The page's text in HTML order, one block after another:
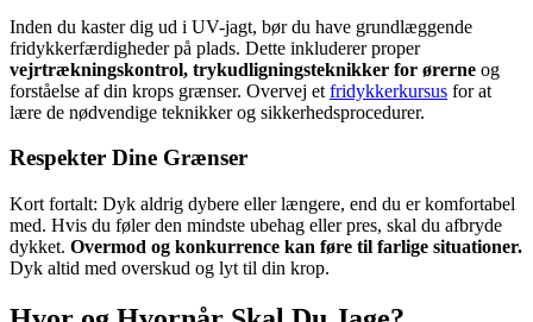
Inden du kaster dig ud i UV-jagt, bør du have grundlæggende
fridykkerfærdigheder på plads. Dette inkluderer proper
vejrtrækningskontrol, trykudligningsteknikker for ørerne og
forståelse af din krops grænser. Overvej et fridykkerkursus for at
lære de nødvendige teknikker og sikkerhedsprocedurer.
Respekter Dine Grænser
Kort fortalt: Dyk aldrig dybere eller længere, end du er komfortabel
med. Hvis du føler den mindste ubehag eller pres, skal du afbryde
dykket. Overmod og konkurrence kan føre til farlige situationer.
Dyk altid med overskud og lyt til din krop.